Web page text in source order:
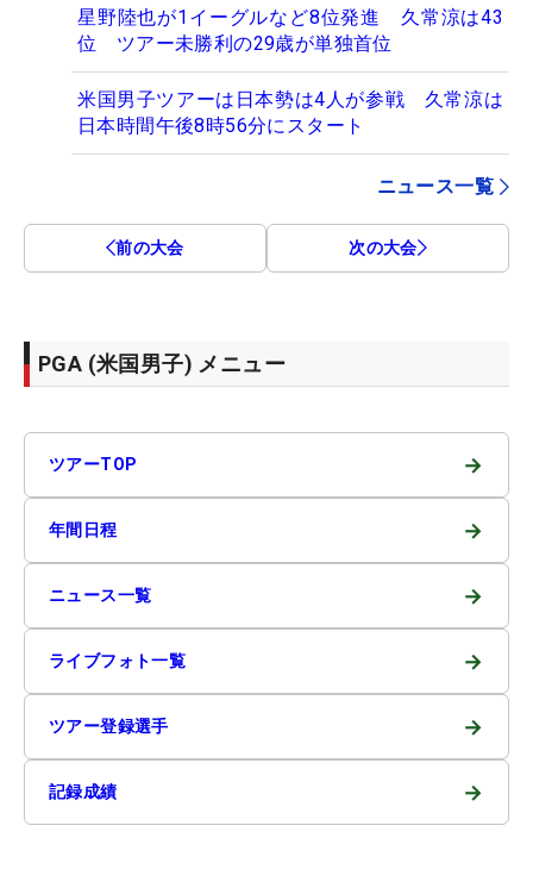
星野陸也が1イーグルなど8位発進 久常涼は43
位 ツアー未勝利の29歳が単独首位
米国男子ツアーは日本勢は4人が参戦 久常涼は
日本時間午後8時56分にスタート
ニュース一覧
前の大会 次の大会
PGA (米国男子) メニュー
ツアーTOP →
年間日程 →
ニュース一覧 →
ライブフォト一覧 →
ツアー登録選手 →
記録成績 →